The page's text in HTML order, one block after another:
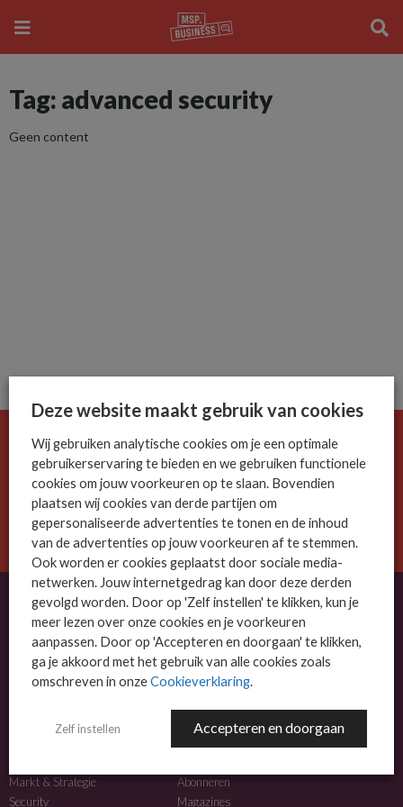
Tag: advanced security
Geen content
De ICT-wereld is snel. Mis niets.
Meld je nu aan voor de MSP Business nieuwsbrief.
AANMELDEN
OVER MSP BUSINESS
MSP Business is het kennisplatform voor IT-dienstverleners met MKB-focus.
NIEUWS
Markt & Strategie
Security
MEER INFO
Abonneren
Magazines
Deze website maakt gebruik van cookies
Wij gebruiken analytische cookies om je een optimale
gebruikerservaring te bieden en we gebruiken functionele
cookies om jouw voorkeuren op te slaan. Bovendien
plaatsen wij cookies van derde partijen om
gepersonaliseerde advertenties te tonen en de inhoud
van de advertenties op jouw voorkeuren af te stemmen.
Ook worden er cookies geplaatst door sociale media-
netwerken. Jouw internetgedrag kan door deze derden
gevolgd worden. Door op 'Zelf instellen' te klikken, kun je
meer lezen over onze cookies en je voorkeuren
aanpassen. Door op 'Accepteren en doorgaan' te klikken,
ga je akkoord met het gebruik van alle cookies zoals
omschreven in onzeCookieverklaring.
Zelf instellen Accepteren en doorgaan